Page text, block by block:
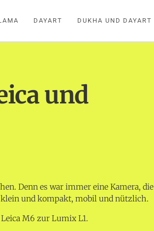
DAYART DUKHA UND DAYART
und
Denn es war immer eine Kamera, die
und kompakt, mobil und nützlich.
M6 zur Lumix L1.